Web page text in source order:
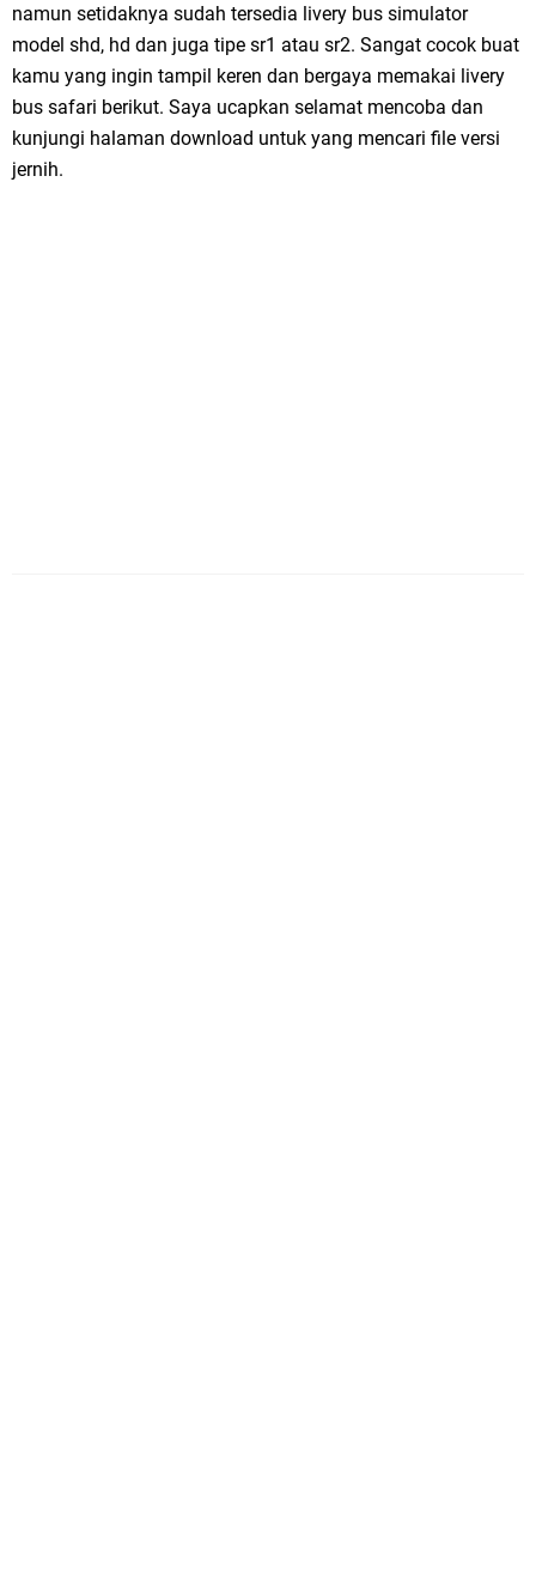
namun setidaknya sudah tersedia livery bus simulator
model shd, hd dan juga tipe sr1 atau sr2. Sangat cocok buat
kamu yang ingin tampil keren dan bergaya memakai livery
bus safari berikut. Saya ucapkan selamat mencoba dan
kunjungi halaman download untuk yang mencari file versi
jernih.